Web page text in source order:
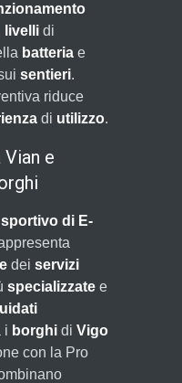
livelli di
batteria e
sentieri.
riduce
di utilizzo.
e
di E-
dei servizi
specializzate e
i borghi di Vigo
con la Pro